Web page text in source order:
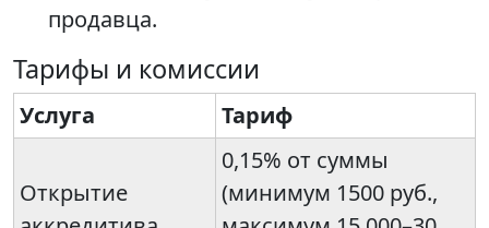
продавца.
Тарифы и комиссии
Услуга Тариф
Открытие
0,15% от суммы
(минимум 1500 руб.,